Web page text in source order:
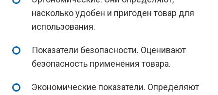
насколько удобен и пригоден товар для
использования.
Показатели безопасности. Оценивают
безопасность применения товара.
Экономические показатели. Определяют